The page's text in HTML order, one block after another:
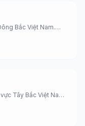
Bắc Việt Nam.
Tây Bắc Việt Nam.